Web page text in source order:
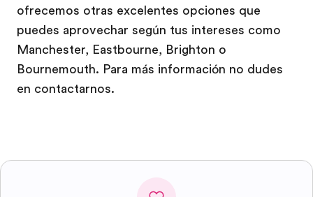
ofrecemos otras excelentes opciones que
puedes aprovechar según tus intereses como
Manchester, Eastbourne, Brighton o
Bournemouth. Para más información no dudes
en contactarnos.